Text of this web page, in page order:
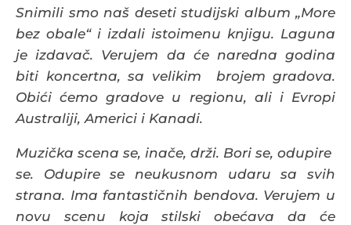
Snimili smo naš deseti studijski album „More
bez obale“ i izdali istoimenu knjigu. Laguna
je izdavač. Verujem da će naredna godina
biti koncertna, sa velikim brojem gradova.
Obići ćemo gradove u regionu, ali i Evropi
Australiji, Americi i Kanadi.
Muzička scena se, inače, drži. Bori se, odupire
se. Odupire se neukusnom udaru sa svih
strana. Ima fantastičnih bendova. Verujem u
novu scenu koja stilski obećava da će